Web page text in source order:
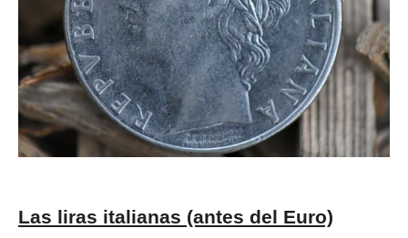
Las liras italianas (antes del Euro)